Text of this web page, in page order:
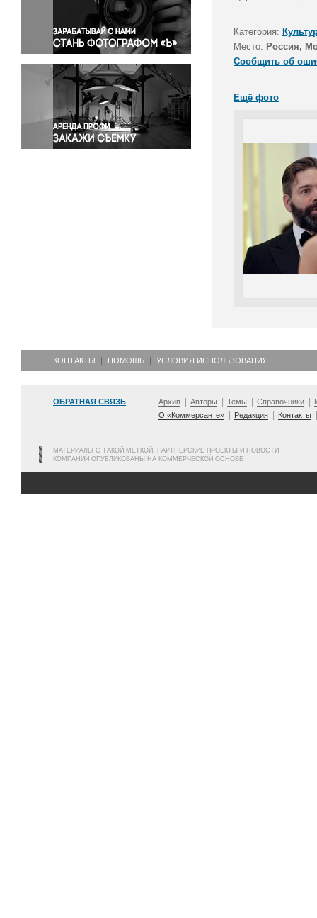
Правосудие
Происшествия и конфликты
Религия
Светская жизнь
Спорт
Экология
Экономика и бизнес
Категория:
Место: Россия,
Сообщить об
Ещё фото
КОНТАКТЫ ПОМОЩЬ УСЛОВИЯ ИСПОЛЬЗОВАНИЯ
ОБРАТНАЯ СВЯЗЬ Архив Авторы Темы Справочники
О «Коммерсанте»
Редакция Контакты
МАТЕРИАЛЫ С ТАКОЙ МЕТКОЙ, ПАРТНЕРСКИЕ ПРОЕКТЫ И НОВОСТИ
КОМПАНИЙ ОПУБЛИКОВАНЫ НА КОММЕРЧЕСКОЙ ОСНОВЕ